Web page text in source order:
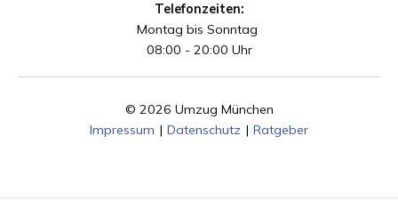
Telefonzeiten:
Montag bis Sonntag
08:00 - 20:00 Uhr
© 2026 Umzug München
Impressum | Datenschutz | Ratgeber